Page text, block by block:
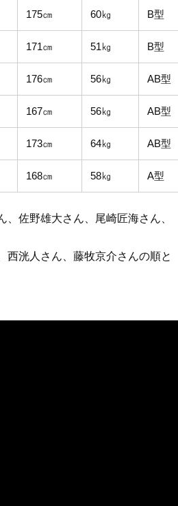
175㎝ 60㎏ B型
171㎝ 51㎏ B型
176㎝ 56㎏ AB型
167㎝ 56㎏ AB型
173㎝ 64㎏ AB型
168㎝ 58㎏ A型
佐野雄大さん、尾崎匠海さん、
西洸人さん、藤牧京介さんの順と